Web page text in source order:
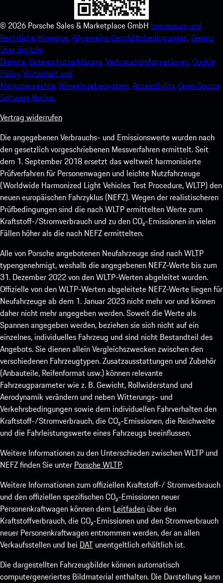
© 2026 Porsche Sales & Marketplace GmbH Impressum und
Rechtliche Hinweise.Allgemeine Geschäftsbedingungen.Gesetz
über digitale
Dienste. Datenschutzerklärung.Verbrauchsinformationen.Cookie
Policy.Wirtschaft und
Menschenrechte. Hinweisgebersystem.Accessibility.Open Source
Software Notice.
Vertrag widerrufen
Die angegebenen Verbrauchs- und Emissionswerte wurden nach
den gesetzlich vorgeschriebenen Messverfahren ermittelt. Seit
dem 1. September 2018 ersetzt das weltweit harmonisierte
Prüfverfahren für Personenwagen und leichte Nutzfahrzeuge
(Worldwide Harmonized Light Vehicles Test Procedure, WLTP) den
neuen europäischen Fahrzyklus (NEFZ). Wegen der realistischeren
Prüfbedingungen sind die nach WLTP ermittelten Werte zum
Kraftstoff-/Stromverbrauch und zu den CO₂-Emissionen in vielen
Fällen höher als die nach NEFZ ermittelten.
Alle von Porsche angebotenen Neufahrzeuge sind nach WLTP
typengenehmigt, weshalb die angegebenen NEFZ-Werte bis zum
31. Dezember 2022 von den WLTP-Werten abgeleitet wurden.
Offizielle von den WLTP-Werten abgeleitete NEFZ-Werte liegen für
Neufahrzeuge ab dem 1. Januar 2023 nicht mehr vor und können
daher nicht mehr angegeben werden. Soweit die Werte als
Spannen angegeben werden, beziehen sie sich nicht auf ein
einzelnes, individuelles Fahrzeug und sind nicht Bestandteil des
Angebots. Sie dienen allein Vergleichszwecken zwischen den
verschiedenen Fahrzeugtypen. Zusatzausstattungen und Zubehör
(Anbauteile, Reifenformat usw.) können relevante
Fahrzeugparameter wie z. B. Gewicht, Rollwiderstand und
Aerodynamik verändern und neben Witterungs- und
Verkehrsbedingungen sowie dem individuellen Fahrverhalten den
Kraftstoff-/Stromverbrauch, die CO₂-Emissionen, die Reichweite
und die Fahrleistungswerte eines Fahrzeugs beeinflussen.
Weitere Informationen zu den Unterschieden zwischen WLTP und
NEFZ finden Sie unter Porsche WLTP.
Weitere Informationen zum offiziellen Kraftstoff-/ Stromverbrauch
und den offiziellen spezifischen CO₂-Emissionen neuer
Personenkraftwagen können dem Leitfaden über den
Kraftstoffverbrauch, die CO₂-Emissionen und den Stromverbrauch
neuer Personenkraftwagen entnommen werden, der an allen
Verkaufsstellen und bei DAT unentgeltlich erhältlich ist.
Die dargestellten Fahrzeugbilder können automatisch
computergeneriertes Bildmaterial enthalten. Die Darstellung kann